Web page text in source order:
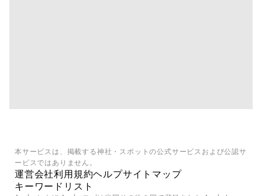
本サービスは、掲載する神社・スポットの公式サービスおよび公認サ
ービスではありません。
運営会社利用規約ヘルプサイトマップ
キーワードリスト